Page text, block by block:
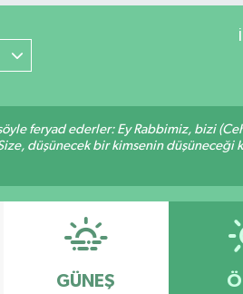
feryad ederler: Ey Rabbimiz, bizi
düşünecek bir kimsenin düşüneceği
GÜNEŞ